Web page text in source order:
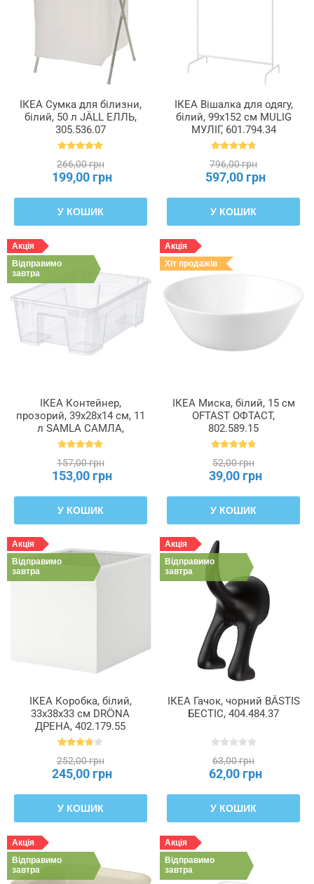
ІКЕА Сумка для білизни,
білий, 50 л JÄLL ЕЛЛЬ,
305.536.07
266,00 грн
199,00 грн
У КОШИК
ІКЕА Вішалка для одягу,
білий, 99x152 см MULIG
МУЛІГ, 601.794.34
796,00 грн
597,00 грн
У КОШИК
Акція
Відправимо
завтра
ІКЕА Контейнер,
прозорий, 39x28x14 см, 11
л SAMLA САМЛА,
401.029.78
157,00 грн
153,00 грн
У КОШИК
Акція
Хіт продажів
ІКЕА Миска, білий, 15 см
OFTAST ОФТАСТ,
802.589.15
52,00 грн
39,00 грн
У КОШИК
Акція
Відправимо
завтра
ІКЕА Коробка, білий,
33x38x33 см DRÖNA
ДРЕНА, 402.179.55
252,00 грн
245,00 грн
У КОШИК
Акція
Відправимо
завтра
ІКЕА Гачок, чорний BÄSTIS
БЕСТІС, 404.484.37
63,00 грн
62,00 грн
У КОШИК
Акція
Відправимо
завтра
Акція
Відправимо
завтра